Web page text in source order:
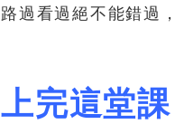
路過看過絕不能錯過
上完這堂課